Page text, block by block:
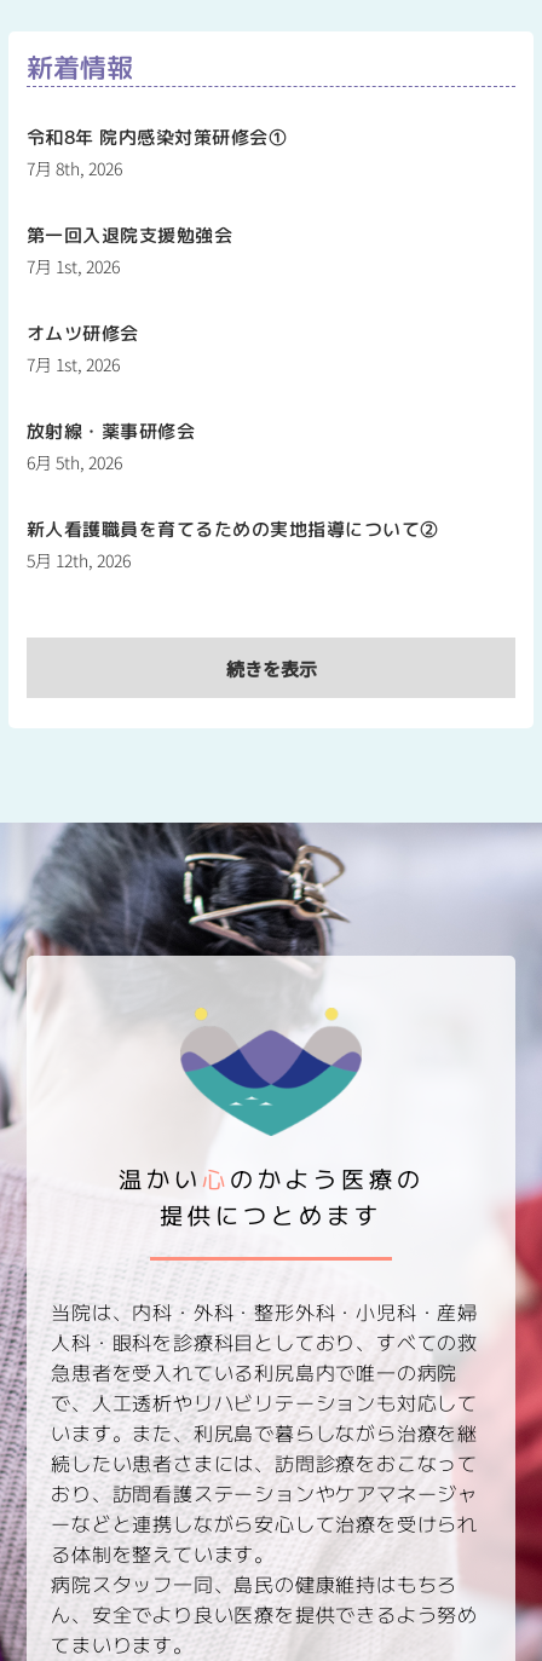
新着情報
令和8年 院内感染対策研修会①
7月 8th, 2026
第一回入退院支援勉強会
7月 1st, 2026
オムツ研修会
7月 1st, 2026
放射線・薬事研修会
6月 5th, 2026
新人看護職員を育てるための実地指導について②
5月 12th, 2026
続きを表示
温かい心のかよう医療の
提供につとめます
当院は、内科・外科・整形外科・小児科・産婦
人科・眼科を診療科目としており、すべての救
急患者を受入れている利尻島内で唯一の病院
で、人工透析やリハビリテーションも対応して
います。また、利尻島で暮らしながら治療を継
続したい患者さまには、訪問診療をおこなって
おり、訪問看護ステーションやケアマネージャ
ーなどと連携しながら安心して治療を受けられ
る体制を整えています。
病院スタッフ一同、島民の健康維持はもちろ
ん、安全でより良い医療を提供できるよう努め
てまいります。